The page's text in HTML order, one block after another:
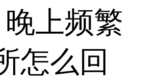
晚上频繁
怎么回